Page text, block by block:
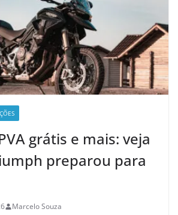
grátis e mais: veja
preparou para
Marcelo Souza